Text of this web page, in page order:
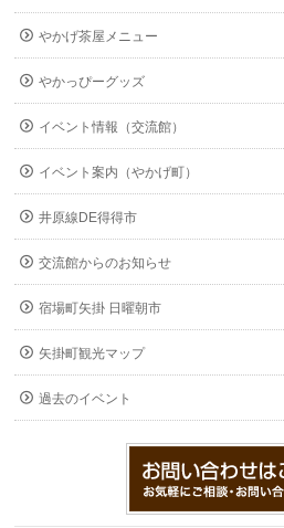
やかげ茶屋メニュー
やかっぴーグッズ
イベント情報（交流館）
イベント案内（やかげ町）
井原線DE得得市
交流館からのお知らせ
宿場町矢掛 日曜朝市
矢掛町観光マップ
過去のイベント